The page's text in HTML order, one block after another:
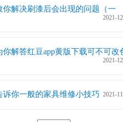
你解决刷漆后会出现的问题（一
2021-
你解答红豆app黄版下载可不可改
2021-
诉你一般的家具维修小技巧 2021-